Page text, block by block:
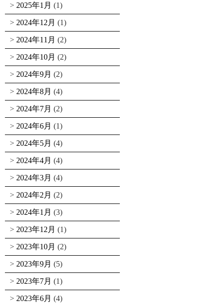
2025年1月 (1)
2024年12月 (1)
2024年11月 (2)
2024年10月 (2)
2024年9月 (2)
2024年8月 (4)
2024年7月 (2)
2024年6月 (1)
2024年5月 (4)
2024年4月 (4)
2024年3月 (4)
2024年2月 (2)
2024年1月 (3)
2023年12月 (1)
2023年10月 (2)
2023年9月 (5)
2023年7月 (1)
2023年6月 (4)